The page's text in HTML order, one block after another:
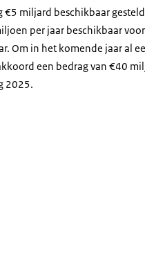
miljard beschikbaar
per jaar beschikbaar
Om in het komende jaar al
een bedrag van €40
2025.